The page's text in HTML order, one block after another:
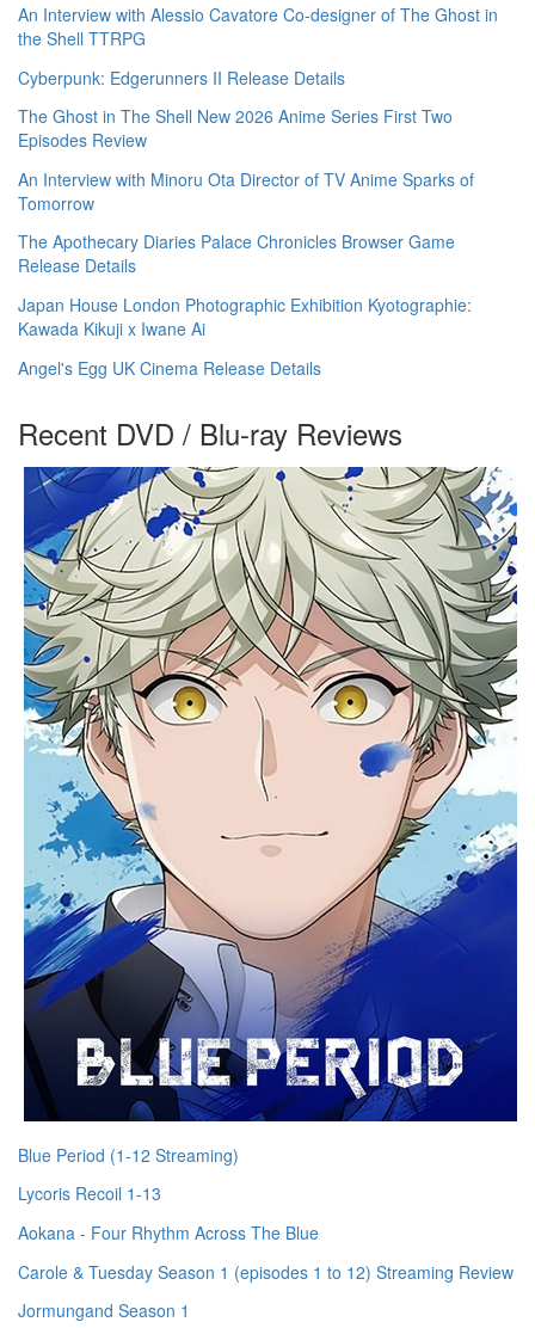
An Interview with Alessio Cavatore Co-designer of The Ghost in
the Shell TTRPG
Cyberpunk: Edgerunners II Release Details
The Ghost in The Shell New 2026 Anime Series First Two
Episodes Review
An Interview with Minoru Ota Director of TV Anime Sparks of
Tomorrow
The Apothecary Diaries Palace Chronicles Browser Game
Release Details
Japan House London Photographic Exhibition Kyotographie:
Kawada Kikuji x Iwane Ai
Angel's Egg UK Cinema Release Details
Recent DVD / Blu-ray Reviews
Blue Period (1-12 Streaming)
Lycoris Recoil 1-13
Aokana - Four Rhythm Across The Blue
Carole & Tuesday Season 1 (episodes 1 to 12) Streaming Review
Jormungand Season 1